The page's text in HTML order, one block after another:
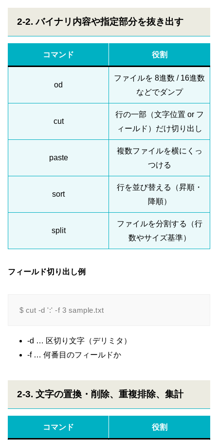
2-2. バイナリ内容や指定部分を抜き出す
コマンド 役割
od
ファイルを 8進数 / 16進数
などでダンプ
cut
行の一部（文字位置 or フ
ィールド）だけ切り出し
paste
複数ファイルを横にくっ
つける
sort
行を並び替える（昇順・
降順）
split
ファイルを分割する（行
数やサイズ基準）
フィールド切り出し例
-d … 区切り文字（デリミタ）
-f … 何番目のフィールドか
2-3. 文字の置換・削除、重複排除、集計
コマンド 役割